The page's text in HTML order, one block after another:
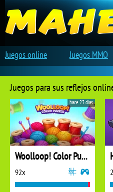
Juegos para sus reflejos
Woolloop! Color Puzzle
92x
hace 23 días
Juegos online Juegos MMO